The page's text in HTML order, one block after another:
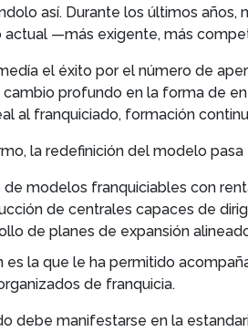
así. Durante los últimos
actual —más exigente, más
el éxito por el número de
cambio profundo en la forma de
al franquiciado, formación
la redefinición del modelo
de modelos franquiciables con
de centrales capaces de
de planes de expansión
es la que le ha permitido
de franquicia.
debe manifestarse en la